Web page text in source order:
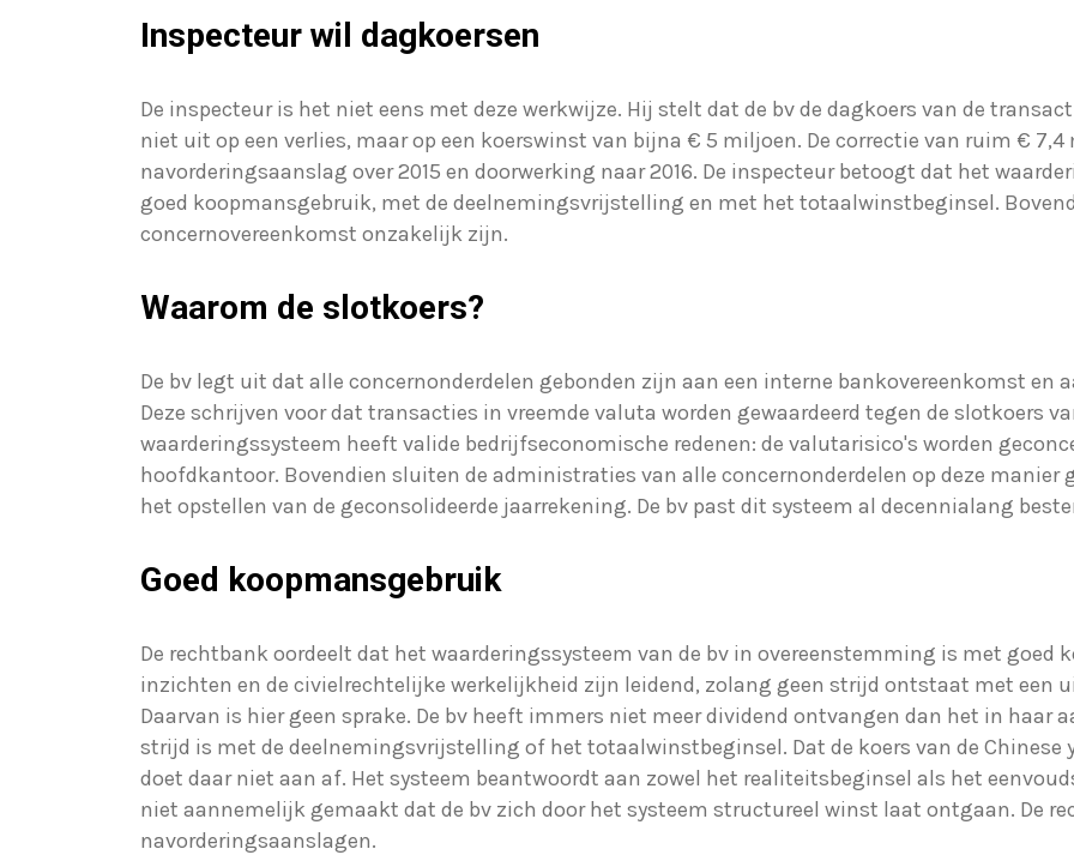
Inspecteur wil dagkoersen
De inspecteur is het niet eens met deze werkwijze. Hij stelt dat de bv de dagkoers van de
niet uit op een verlies, maar op een koerswinst van bijna € 5 miljoen. De correctie van ruim €
navorderingsaanslag over 2015 en doorwerking naar 2016. De inspecteur betoogt dat het
goed koopmansgebruik, met de deelnemingsvrijstelling en met het totaalwinstbeginsel.
concernovereenkomst onzakelijk zijn.
Waarom de slotkoers?
De bv legt uit dat alle concernonderdelen gebonden zijn aan een interne bankovereenkomst en
Deze schrijven voor dat transacties in vreemde valuta worden gewaardeerd tegen de slotkoers
waarderingssysteem heeft valide bedrijfseconomische redenen: de valutarisico's worden
hoofdkantoor. Bovendien sluiten de administraties van alle concernonderdelen op deze manier
het opstellen van de geconsolideerde jaarrekening. De bv past dit systeem al decennialang
Goed koopmansgebruik
De rechtbank oordeelt dat het waarderingssysteem van de bv in overeenstemming is met
inzichten en de civielrechtelijke werkelijkheid zijn leidend, zolang geen strijd ontstaat met
Daarvan is hier geen sprake. De bv heeft immers niet meer dividend ontvangen dan het in haar
strijd is met de deelnemingsvrijstelling of het totaalwinstbeginsel. Dat de koers van de Chinese
doet daar niet aan af. Het systeem beantwoordt aan zowel het realiteitsbeginsel als het
niet aannemelijk gemaakt dat de bv zich door het systeem structureel winst laat ontgaan. De
navorderingsaanslagen.